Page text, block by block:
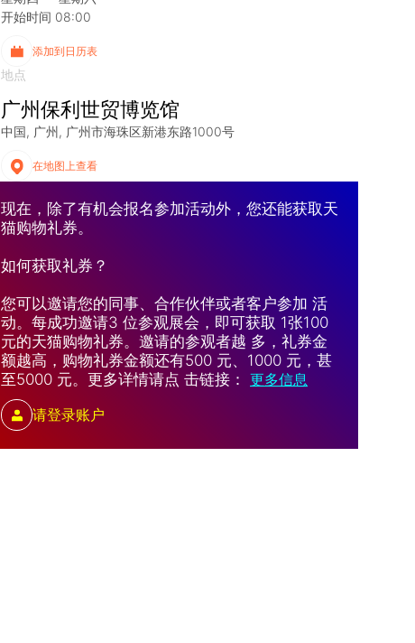
开始时间 08:00
添加到日历表
地点
广州保利世贸博览馆
中国 广州 广州市海珠区新港东路1000号
在地图上查看
现在，除了有机会报名参加活动外，您还能获取天
猫购物礼券。
如何获取礼券？
您可以邀请您的同事、合作伙伴或者客户参加 活
动。每成功邀请3 位参观展会，即可获取 1张100
元的天猫购物礼券。邀请的参观者越 多，礼券金
额越高，购物礼券金额还有500 元、1000 元，甚
至5000 元。更多详情请点 击链接： 更多信息
请登录账户